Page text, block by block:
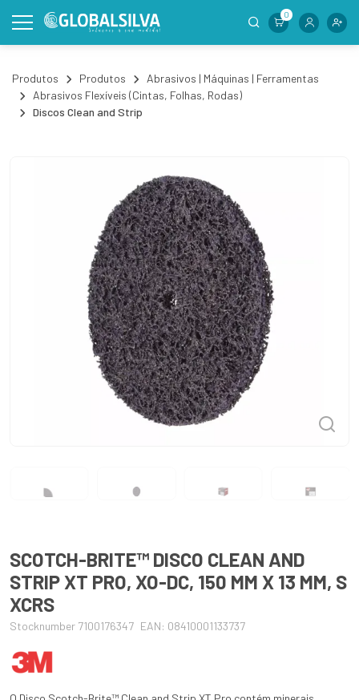
0
Produtos Produtos
Abrasivos | Máquinas | Ferramentas
Abrasivos Flexíveis (Cintas, Folhas, Rodas)
Discos Clean and Strip
SCOTCH-BRITE™ DISCO CLEAN AND
STRIP XT PRO, XO-DC, 150 MM X 13 MM, S
XCRS
Stocknumber 7100176347 EAN: 08410001133737